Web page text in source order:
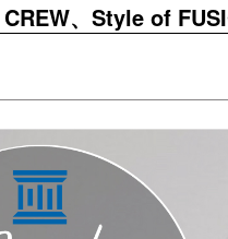
、Style of